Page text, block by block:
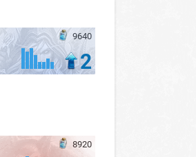
9640
2
8920